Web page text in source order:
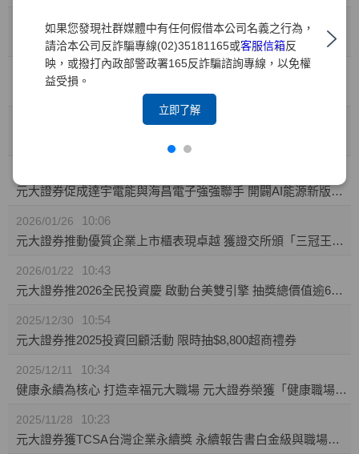
如果您發現社群媒體中有任何假借本公司名義之行為，
請洽本公司反詐騙專線(02)35181165或客服信箱反
映，或撥打內政部警政署165反詐騙諮詢專線，以免權
益受損。
立即了解
2026/03/27
10:41
金融科技與服務雙引擎 元大證券勇奪財訊六大獎、締造十一連霸
2026/03/02
15:15
元大權證開春好禮 月月抽88,000元禮券
元大證券促成達宇電能與海昌電子強強聯手 開闢AI能源新版圖 推動永續經營與傳承
2026/01/26
10:06
元大證券推動優質企業上市櫃表現卓越 獲證交所頒「三冠王」及櫃買中心肯定
2026/01/22
10:43
元大證券推2026全民投資慶 啟動台美雙引擎 抽獎總價值逾60萬
2025/12/30
10:54
元大證券推2025投資回顧活動 限時抽$8,800超商禮券
2025/12/11
10:34
健康永續為核心 打造幸福元大職場 元大證券榮獲「健康職場標竿獎」銅獎
2025/11/28
10:23
元大證券獲TCSA台灣企業永續獎 永續報告書白金級與職場福祉領袖獎雙項肯定